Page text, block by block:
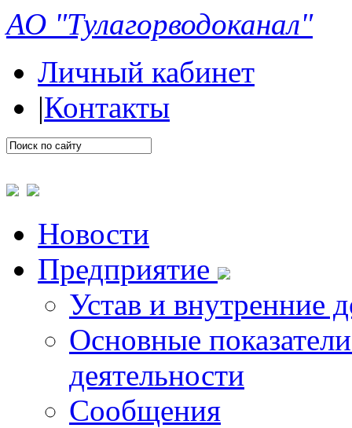
АО "Тулагорводоканал"
Личный кабинет
|Контакты
Новости
Предприятие
Устав и внутренние
Основные
деятельности
Сообщения